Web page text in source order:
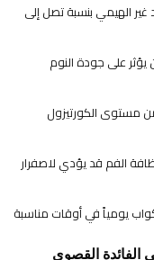
غير الهيمي بنسبة تصل إلى
على جودة النوم
مستوى الكورتيزول
الفم قد يؤدي لاصفرار
يمكن تجنبها باتباع قاعدة بسيطة: 2–4 أكواب يومياً في أوقات مناسبة
القصوى